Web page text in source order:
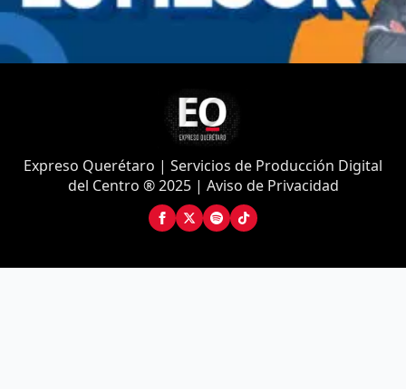
Expreso Querétaro | Servicios de Producción Digital
del Centro ® 2025 | Aviso de Privacidad